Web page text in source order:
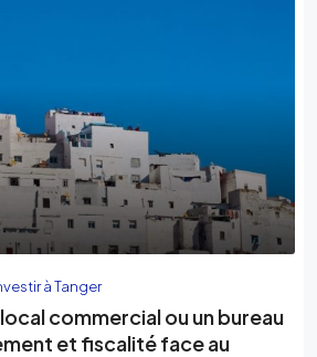
à Tanger
commercial ou un bureau
et fiscalité face au